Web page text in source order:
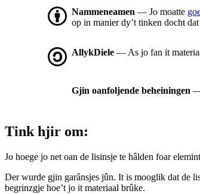
Nammeneamen — Jo moatte
op in manier dy’t tinken docht
AllykDiele — As jo fan it
Gjin oanfoljende beheiningen —
Tink hjir om:
Jo hoege jo net oan de lisinsje te hâlden foar
Der wurde gjin garânsjes jûn. It is mooglik dat de
begrinzgje hoe’t jo it materiaal brûke.